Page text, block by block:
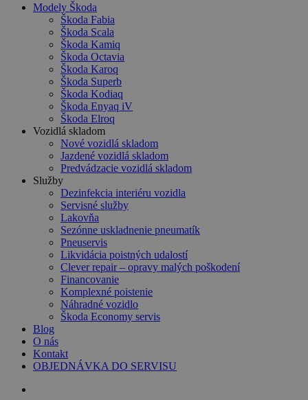
search
Menu
Modely Škoda
Škoda Fabia
Škoda Scala
Škoda Kamiq
Škoda Octavia
Škoda Karoq
Škoda Superb
Škoda Kodiaq
Škoda Enyaq iV
Škoda Elroq
Vozidlá skladom
Nové vozidlá skladom
Jazdené vozidlá skladom
Predvádzacie vozidlá skladom
Služby
Dezinfekcia interiéru vozidla
Servisné služby
Lakovňa
Sezónne uskladnenie pneumatík
Pneuservis
Likvidácia poistných udalostí
Clever repair – opravy malých poškodení
Financovanie
Komplexné poistenie
Náhradné vozidlo
Škoda Economy servis
Blog
O nás
Kontakt
OBJEDNÁVKA DO SERVISU